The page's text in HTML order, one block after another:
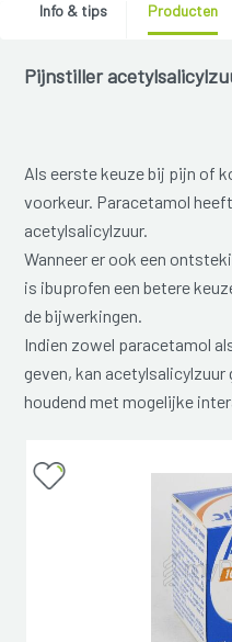
Info & tips Producten
Pijnstiller
Als eerste keuze bij pijn of
voorkeur. Paracetamol
acetylsalicylzuur.
Wanneer er ook een
is ibuprofen een betere
de bijwerkingen.
Indien zowel paracetamol
geven, kan
houdend met mogelijke